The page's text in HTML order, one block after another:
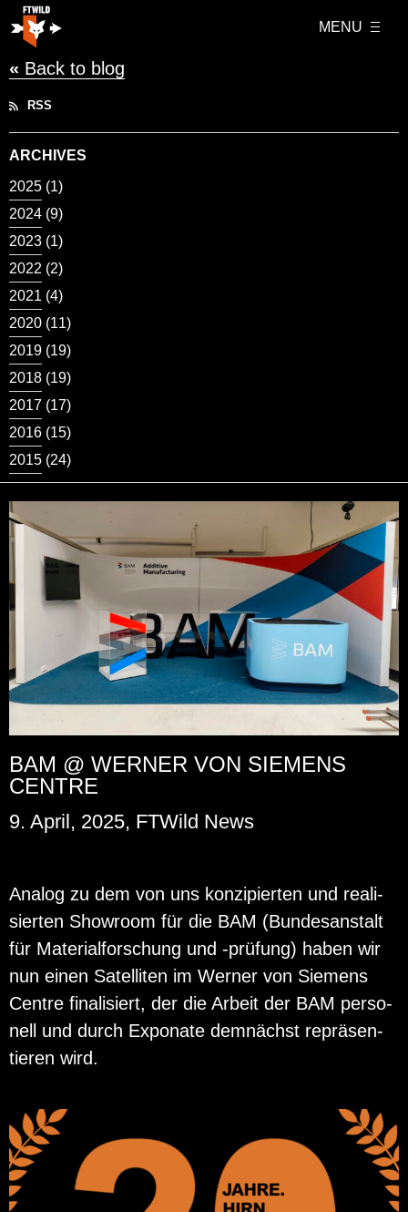
MENU
« Back to blog
RSS
ARCHIVES
2025 (1)
2024 (9)
2023 (1)
2022 (2)
2021 (4)
2020 (11)
2019 (19)
2018 (19)
2017 (17)
2016 (15)
2015 (24)
BAM @ WERNER VON SIEMENS
CENTRE
9. April, 2025, FTWild News
Ana­log zu dem von uns kon­zi­pier­ten und rea­li­
sier­ten Show­room für die BAM (Bun­des­an­stalt
für Ma­te­ri­al­for­schung und -prü­fung) haben wir
nun einen Sa­tel­li­ten im Wer­ner von Sie­mens
Cent­re fi­na­li­siert, der die Ar­beit der BAM per­so­
nell und durch Ex­po­na­te dem­nächst re­prä­sen­
tie­ren wird.